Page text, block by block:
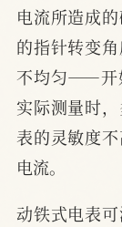
电流所造成
的指针转变
不均匀——开
实际测量时
表的灵敏度
电流。
动铁式电表